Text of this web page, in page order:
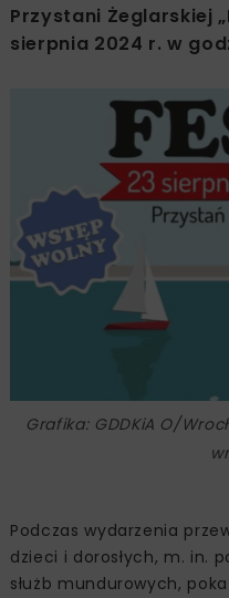
Przystani Żeglarskiej
sierpnia 2024 r. w
Grafika: GDDKiA O/
Podczas wydarzenia
dzieci i dorosłych, m. in.
służb mundurowych,